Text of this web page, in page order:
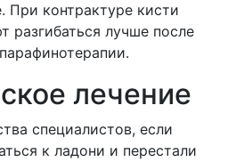
При контрактуре кисти
разгибаться лучше после
лечение
специалистов, если
к ладони и перестали